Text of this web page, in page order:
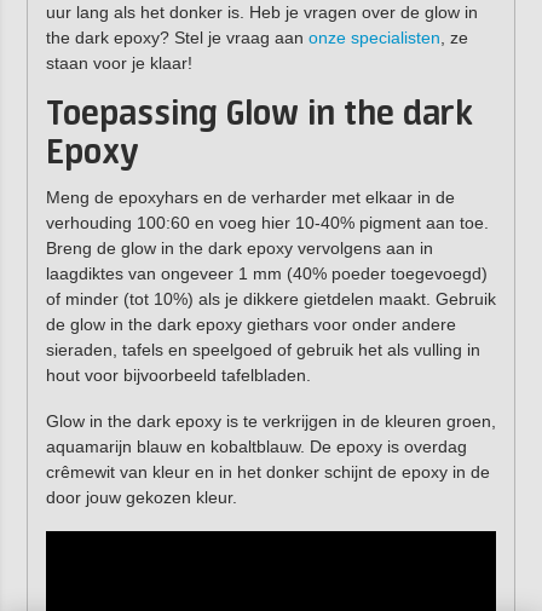
uur lang als het donker is. Heb je vragen over de glow in
the dark epoxy? Stel je vraag aan onze specialisten , ze
staan voor je klaar!
Toepassing Glow in the dark
Epoxy
Meng de epoxyhars en de verharder met elkaar in de
verhouding 100:60 en voeg hier 10-40% pigment aan toe.
Breng de glow in the dark epoxy vervolgens aan in
laagdiktes van ongeveer 1 mm (40% poeder toegevoegd)
of minder (tot 10%) als je dikkere gietdelen maakt. Gebruik
de glow in the dark epoxy giethars voor onder andere
sieraden, tafels en speelgoed of gebruik het als vulling in
hout voor bijvoorbeeld tafelbladen.
Glow in the dark epoxy is te verkrijgen in de kleuren groen,
aquamarijn blauw en kobaltblauw. De epoxy is overdag
crêmewit van kleur en in het donker schijnt de epoxy in de
door jouw gekozen kleur.